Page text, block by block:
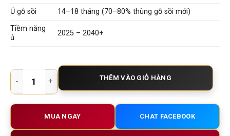
Ủ gỗ sồi
14–18 tháng (70–80% thùng gỗ sồi mới)
Tiềm năng
ủ
2025 – 2040+
Rượu vang Pháp Chateau Destieux 2017 – Biểu tượng cổ
THÊM VÀO GIỎ HÀNG
MUA NGAY CHAT FACEBOOK